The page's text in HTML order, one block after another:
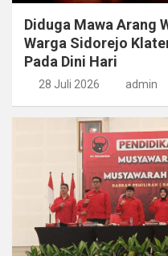
Diduga Mawa Arang
Warga Sidorejo
Pada Dini Hari
28 Juli 2026 admin